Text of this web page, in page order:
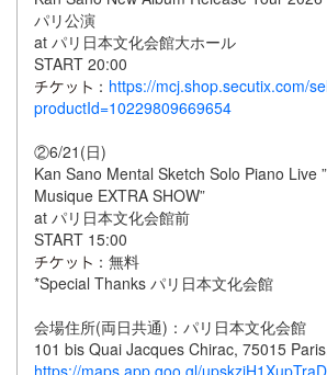
パリ公演
at パリ日本文化会館大ホール
START 20:00
： https://mcj.shop.secutix.com/
productId=10229809669654
②6/21(日)
Kan Sano Mental Sketch Solo Piano Live
Musique EXTRA SHOW”
at パリ日本文化会館前
START 15:00
：無料
*Special Thanks パリ日本文化会館
会場住所(両日共通)：パリ日本文化会館
101 bis Quai Jacques Chirac, 75015